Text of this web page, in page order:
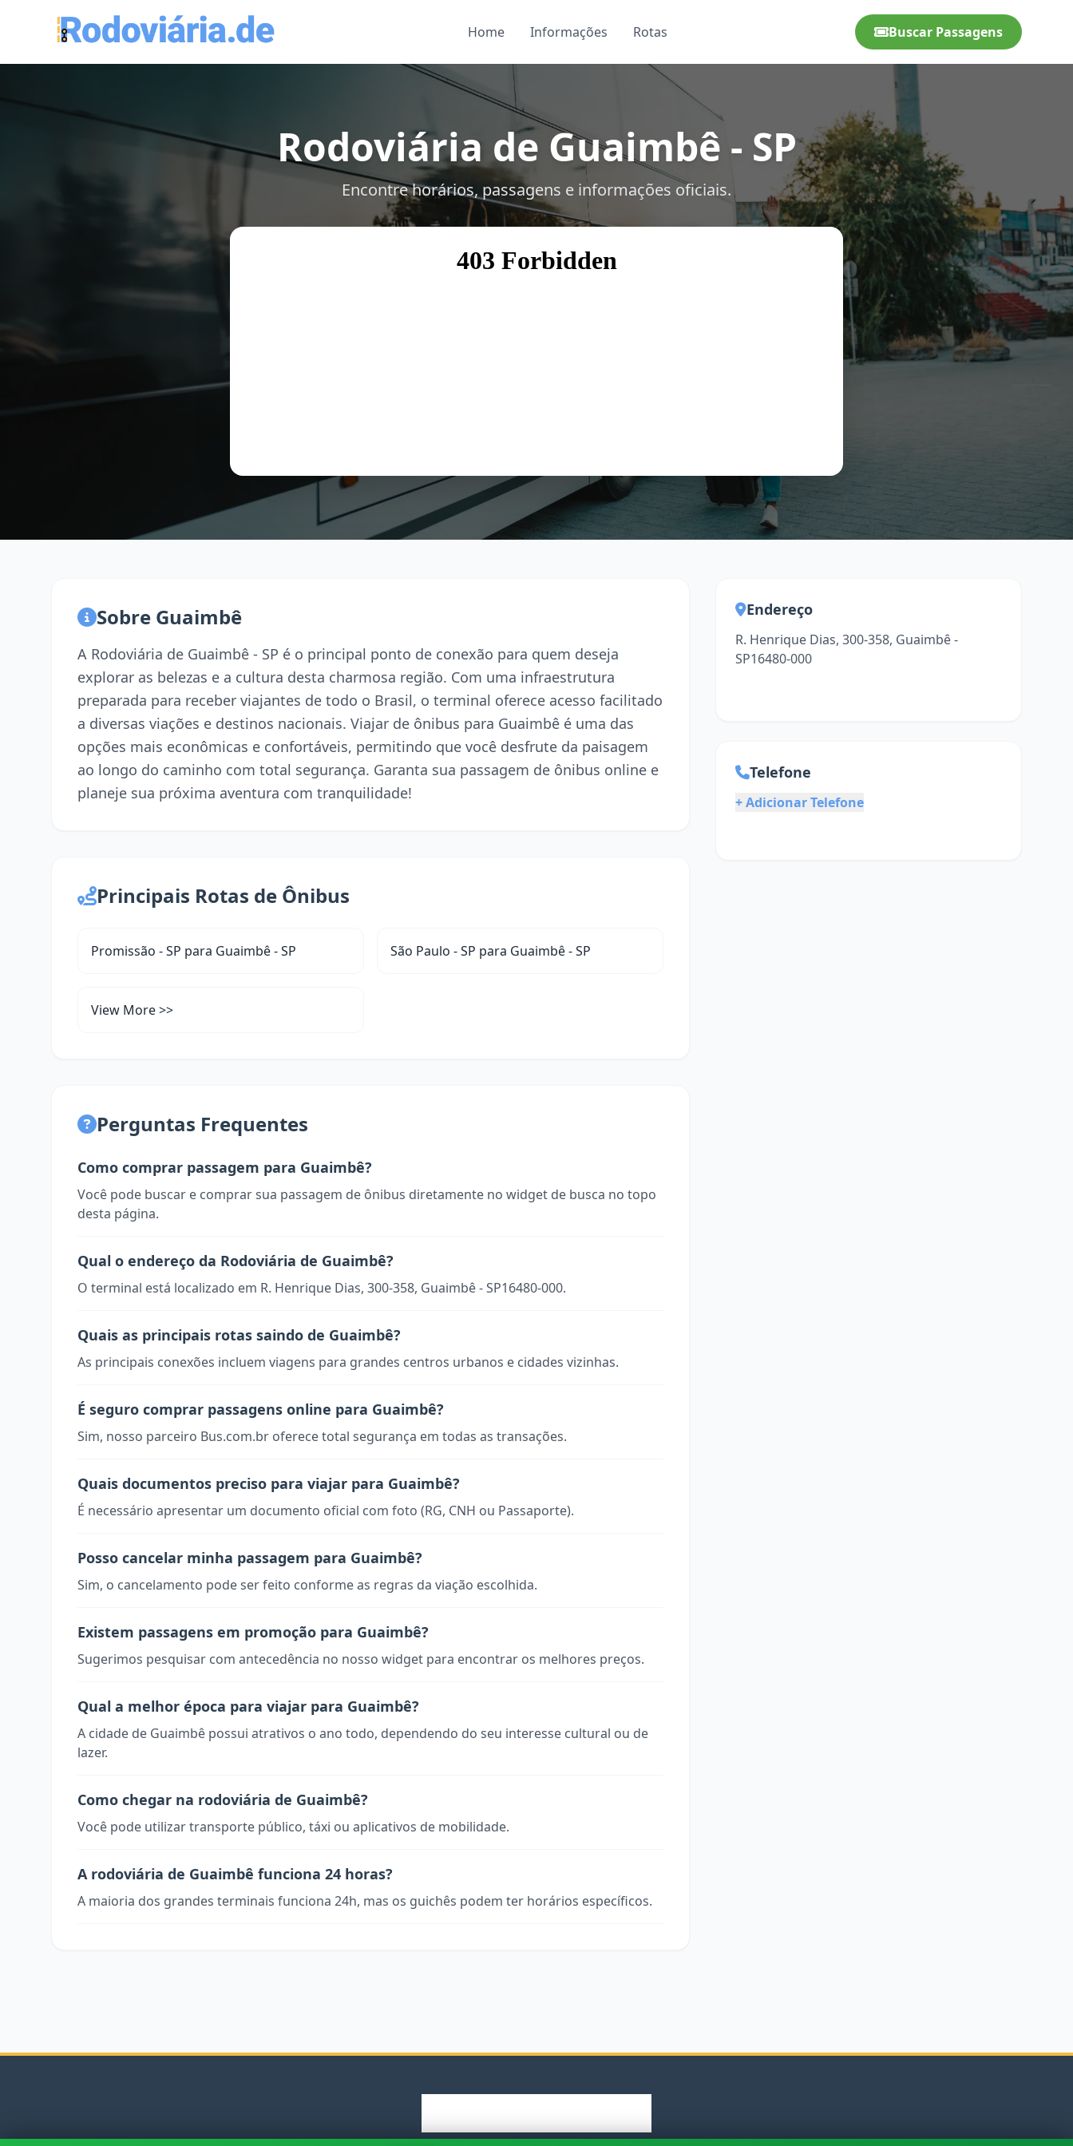
Home Informações Rotas Buscar Passagens
Rodoviária de Guaimbê - SP
Encontre horários, passagens e informações oficiais.
Sobre Guaimbê
A Rodoviária de Guaimbê - SP é o principal ponto de conexão para quem deseja
explorar as belezas e a cultura desta charmosa região. Com uma infraestrutura
preparada para receber viajantes de todo o Brasil, o terminal oferece acesso facilitado
a diversas viações e destinos nacionais. Viajar de ônibus para Guaimbê é uma das
opções mais econômicas e confortáveis, permitindo que você desfrute da paisagem
ao longo do caminho com total segurança. Garanta sua passagem de ônibus online e
planeje sua próxima aventura com tranquilidade!
Principais Rotas de Ônibus
Promissão - SP para Guaimbê - SP São Paulo - SP para Guaimbê - SP
View More >>
Perguntas Frequentes
Como comprar passagem para Guaimbê?
Você pode buscar e comprar sua passagem de ônibus diretamente no widget de busca no topo
desta página.
Qual o endereço da Rodoviária de Guaimbê?
O terminal está localizado em R. Henrique Dias, 300-358, Guaimbê - SP16480-000.
Quais as principais rotas saindo de Guaimbê?
As principais conexões incluem viagens para grandes centros urbanos e cidades vizinhas.
É seguro comprar passagens online para Guaimbê?
Sim, nosso parceiro Bus.com.br oferece total segurança em todas as transações.
Quais documentos preciso para viajar para Guaimbê?
É necessário apresentar um documento oficial com foto (RG, CNH ou Passaporte).
Posso cancelar minha passagem para Guaimbê?
Sim, o cancelamento pode ser feito conforme as regras da viação escolhida.
Existem passagens em promoção para Guaimbê?
Sugerimos pesquisar com antecedência no nosso widget para encontrar os melhores preços.
Qual a melhor época para viajar para Guaimbê?
A cidade de Guaimbê possui atrativos o ano todo, dependendo do seu interesse cultural ou de
lazer.
Como chegar na rodoviária de Guaimbê?
Você pode utilizar transporte público, táxi ou aplicativos de mobilidade.
A rodoviária de Guaimbê funciona 24 horas?
A maioria dos grandes terminais funciona 24h, mas os guichês podem ter horários específicos.
Endereço
R. Henrique Dias, 300-358, Guaimbê -
SP16480-000
Telefone
+ Adicionar Telefone